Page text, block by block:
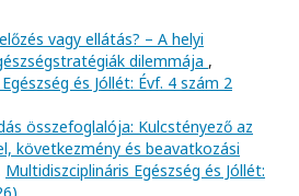
vagy ellátás? – A helyi
dilemmája ,
és Jóllét: Évf. 4 szám 2
összefoglalója: Kulcstényező az
következmény és beavatkozási
Multidiszciplináris Egészség és Jóllét: